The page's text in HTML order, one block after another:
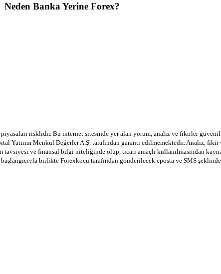
Neden Banka Yerine Forex?
risklidir. Bu internet sitesinde yer alan yorum, analiz ve fikirler
Menkul Değerler A.Ş. tarafından garanti edilmemektedir. Analiz,
ve finansal bilgi niteliğinde olup, ticari amaçlı kullanılmasından
birlikte Forexkocu tarafından gönderilecek eposta ve SMS